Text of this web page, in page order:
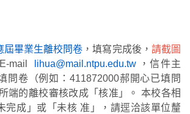
屆畢業生離校問卷 ，填寫完成後， 請截圖
E-mail lihua@mail.ntpu.edu.tw，信件主
問卷（例如：411872000郝開心已填問
端的離校審核改成「核准」。 本校各相
完成」或「未核 准」，請逕洽該單位釐